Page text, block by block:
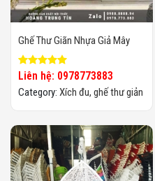
Ghế Thư Giãn Nhựa Giả Mây
Liên hệ: 0978773883
Category: Xích đu, ghế thư giản